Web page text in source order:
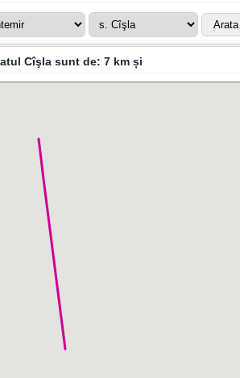
Cîşla sunt de: 7 km și